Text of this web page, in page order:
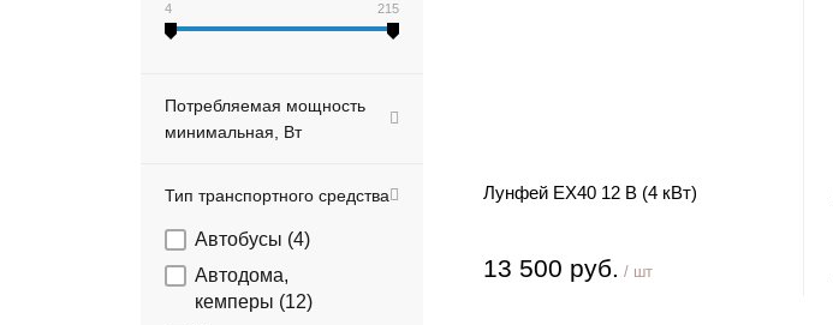
4 215
Потребляемая мощность
минимальная, Вт
Тип транспортного средства
Автобусы (4)
Автодома,
кемперы (12)
Лунфей EX40 12 В (4 кВт)
13 500 руб. / шт